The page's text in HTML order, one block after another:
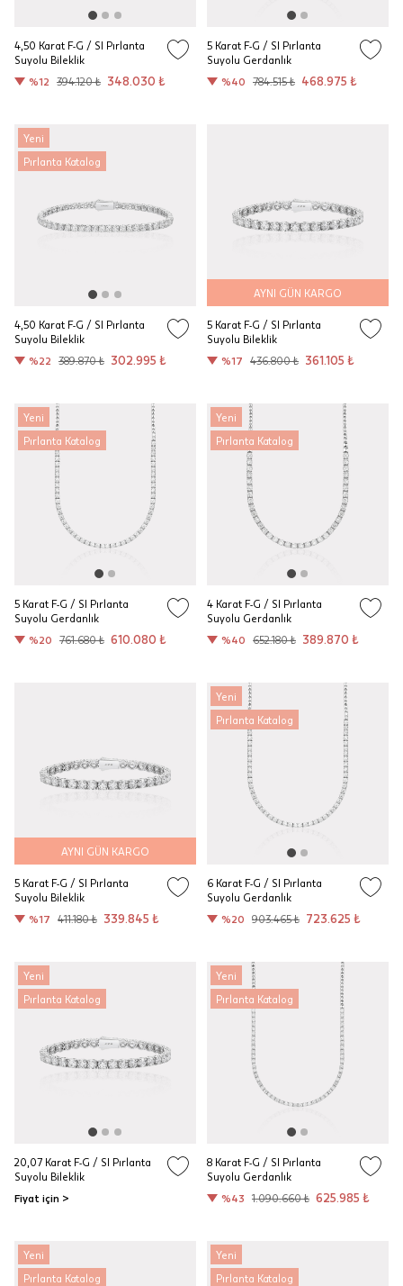
4,50 Karat F-G / SI Pırlanta
Suyolu Bileklik
%12
394.120 ₺ 348.030 ₺
5 Karat F-G / SI Pırlanta
Suyolu Gerdanlık
%40
784.515 ₺ 468.975 ₺
Yeni
Pırlanta Katalog
4,50 Karat F-G / SI Pırlanta
Suyolu Bileklik
%22
389.870 ₺ 302.995 ₺
AYNI GÜN KARGO
5 Karat F-G / SI Pırlanta
Suyolu Bileklik
%17
436.800 ₺ 361.105 ₺
Yeni
Pırlanta Katalog
5 Karat F-G / SI Pırlanta
Suyolu Gerdanlık
%20
761.680 ₺ 610.080 ₺
Yeni
Pırlanta Katalog
4 Karat F-G / SI Pırlanta
Suyolu Gerdanlık
%40
652.180 ₺ 389.870 ₺
AYNI GÜN KARGO
5 Karat F-G / SI Pırlanta
Suyolu Bileklik
%17
411.180 ₺ 339.845 ₺
Yeni
Pırlanta Katalog
6 Karat F-G / SI Pırlanta
Suyolu Gerdanlık
%20
903.465 ₺ 723.625 ₺
Yeni
Pırlanta Katalog
20,07 Karat F-G / SI Pırlanta
Suyolu Bileklik
Fiyat için >
Yeni
Pırlanta Katalog
8 Karat F-G / SI Pırlanta
Suyolu Gerdanlık
%43
1.090.660 ₺ 625.985 ₺
Yeni
Pırlanta Katalog
Yeni
Pırlanta Katalog